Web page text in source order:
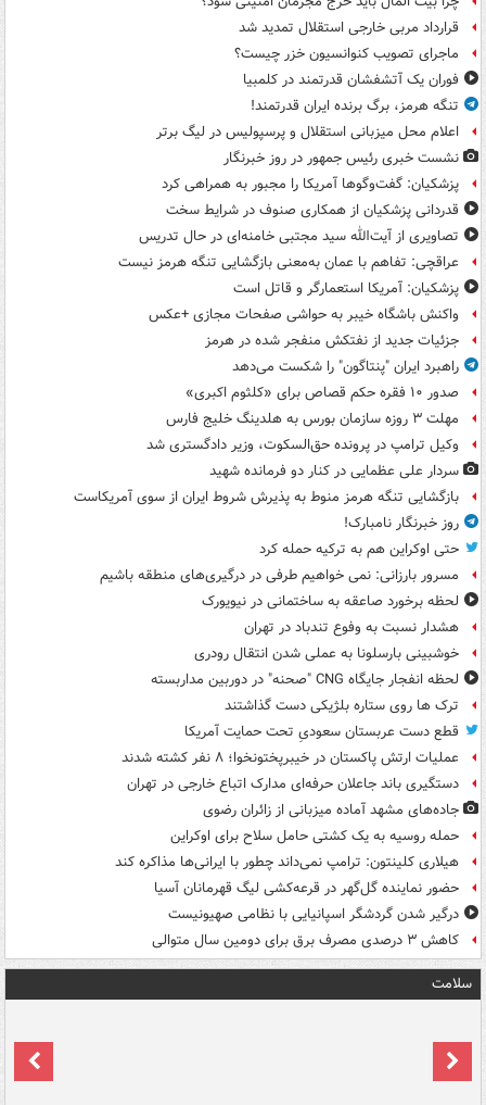
قرارداد مربی خارجی استقلال تمدید شد
ماجرای تصویب کنوانسیون خزر چیست؟
فوران یک آتشفشان قدرتمند در کلمبیا
تنگه هرمز، برگ برنده ایران قدرتمند!
اعلام محل میزبانی استقلال و پرسپولیس در لیگ برتر
نشست خبری رئیس جمهور در روز خبرنگار
پزشکیان: گفت‌وگوها آمریکا را مجبور به همراهی کرد
قدردانی پزشکیان از همکاری صنوف در شرایط سخت
تصاویری از آیت‌الله سید مجتبی خامنه‌ای در حال تدریس
عراقچی: تفاهم با عمان به‌معنی بازگشایی تنگه هرمز نیست
پزشکیان: آمریکا استعمارگر و قاتل است
واکنش باشگاه خیبر به حواشی صفحات مجازی +عکس
جزئیات جدید از نفتکش منفجر شده در هرمز
راهبرد ایران "پنتاگون" را شکست می‌دهد
صدور ۱۰ فقره حکم قصاص برای «کلثوم اکبری»
مهلت ۳ روزه سازمان بورس به هلدینگ خلیج فارس
وکیل ترامپ در پرونده حق‌السکوت، وزیر دادگستری شد
سردار علی عظمایی در کنار دو فرمانده شهید
بازگشایی تنگه هرمز منوط به پذیرش شروط ایران از سوی آمریکاست
روز خبرنگار نامبارک!
حتی اوکراین هم به ترکیه حمله کرد
مسرور بارزانی: نمی خواهیم طرفی در درگیری‌های منطقه باشیم
لحظه برخورد صاعقه به ساختمانی در نیویورک
هشدار نسبت به وفوع تندباد در تهران
خوشبینی بارسلونا به عملی شدن انتقال رودری
لحظه انفجار جایگاه CNG "صحنه" در دوربین مداربسته
ترک ها روی ستاره بلژیکی دست گذاشتند
قطع دست عربستان سعودیِ تحت حمایت آمریکا
عملیات ارتش پاکستان در خیبرپختونخوا؛ ۸ نفر کشته شدند
دستگیری باند جاعلان حرفه‌ای مدارک اتباع خارجی در تهران
جاده‌های مشهد آماده میزبانی از زائران رضوی
حمله روسیه به یک کشتی حامل سلاح برای اوکراین
هیلاری کلینتون: ترامپ نمی‌داند چطور با ایرانی‌ها مذاکره کند
حضور نماینده گل‌گهر در قرعه‌کشی لیگ قهرمانان آسیا
درگیر شدن گردشگر اسپانیایی با نظامی صهیونیست
کاهش ۳ درصدی مصرف برق برای دومین سال متوالی
سلامت